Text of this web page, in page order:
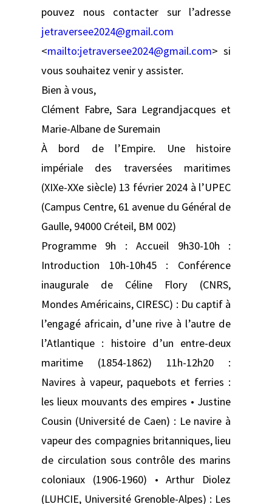
pouvez nous contacter sur l’adresse
jetraversee2024@gmail.com
<mailto:jetraversee2024@gmail.com> si
vous souhaitez venir y assister.
Bien à vous,
Clément Fabre, Sara Legrandjacques et
Marie-Albane de Suremain
À bord de l’Empire. Une histoire
impériale des traversées maritimes
(XIXe-XXe siècle) 13 février 2024 à l’UPEC
(Campus Centre, 61 avenue du Général de
Gaulle, 94000 Créteil, BM 002)
Programme 9h : Accueil 9h30-10h :
Introduction 10h-10h45 : Conférence
inaugurale de Céline Flory (CNRS,
Mondes Américains, CIRESC) : Du captif à
l’engagé africain, d’une rive à l’autre de
l’Atlantique : histoire d’un entre-deux
maritime (1854-1862) 11h-12h20 :
Navires à vapeur, paquebots et ferries :
les lieux mouvants des empires • Justine
Cousin (Université de Caen) : Le navire à
vapeur des compagnies britanniques, lieu
de circulation sous contrôle des marins
coloniaux (1906-1960) • Arthur Diolez
(LUHCIE, Université Grenoble-Alpes) : Les